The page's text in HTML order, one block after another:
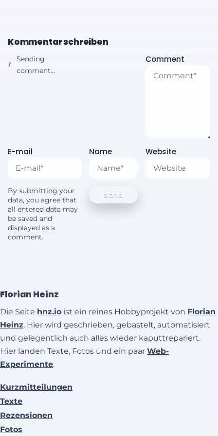
Kommentar schreiben
Sending
comment...
Comment
E-mail Name Website
By submitting your
data, you agree that
all entered data may
be saved and
displayed as a
comment.
Florian Heinz
Die Seite hnz.io ist ein reines Hobbyprojekt von Florian
Heinz. Hier wird geschrieben, gebastelt, automatisiert
und gelegentlich auch alles wieder kaputtrepariert.
Hier landen Texte, Fotos und ein paar Web-
Experimente.
Kurzmitteilungen
Texte
Rezensionen
Fotos